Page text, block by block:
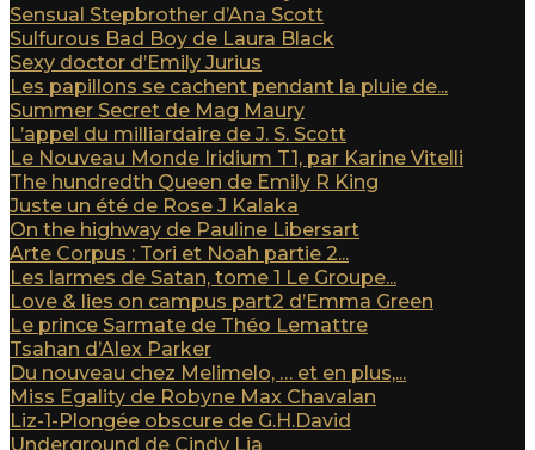
Sensual Stepbrother d’Ana Scott
Sulfurous Bad Boy de Laura Black
Sexy doctor d’Emily Jurius
Les papillons se cachent pendant la pluie de...
Summer Secret de Mag Maury
L’appel du milliardaire de J. S. Scott
Le Nouveau Monde Iridium T1, par Karine Vitelli
The hundredth Queen de Emily R King
Juste un été de Rose J Kalaka
On the highway de Pauline Libersart
Arte Corpus : Tori et Noah partie 2...
Les larmes de Satan, tome 1 Le Groupe...
Love & lies on campus part2 d’Emma Green
Le prince Sarmate de Théo Lemattre
Tsahan d’Alex Parker
Du nouveau chez Melimelo, … et en plus,...
Miss Egality de Robyne Max Chavalan
Liz-1-Plongée obscure de G.H.David
Underground de Cindy Lia